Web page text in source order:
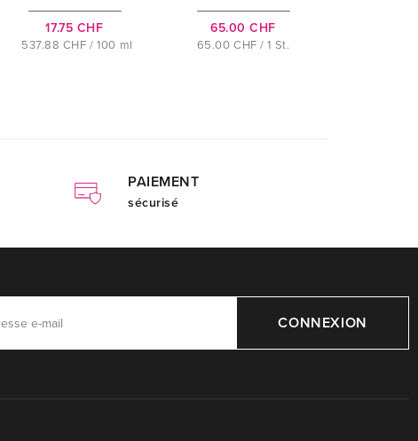
17.75 CHF
537.88 CHF / 100 ml
65.00 CHF
65.00 CHF / 1 St.
PAIEMENT
sécurisé
CONNEXION